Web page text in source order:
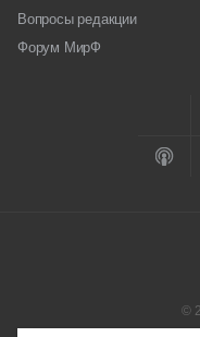
Вопросы редакции
Форум МирФ
©